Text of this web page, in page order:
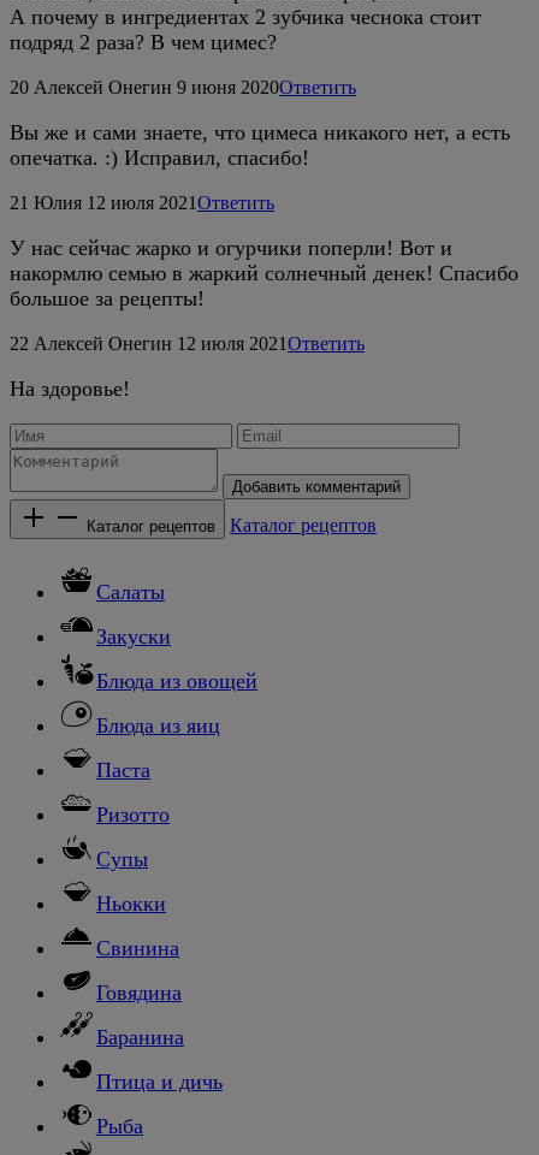
А почему в ингредиентах 2 зубчика чеснока стоит
подряд 2 раза? В чем цимес?
20 Алексей Онегин 9 июня 2020Ответить
Вы же и сами знаете, что цимеса никакого нет, а есть
опечатка. :) Исправил, спасибо!
21 Юлия 12 июля 2021Ответить
У нас сейчас жарко и огурчики поперли! Вот и
накормлю семью в жаркий солнечный денек! Спасибо
большое за рецепты!
22 Алексей Онегин 12 июля 2021Ответить
На здоровье!
Добавить комментарий
Каталог рецептов Каталог рецептов
Салаты
Закуски
Блюда из овощей
Блюда из яиц
Паста
Ризотто
Супы
Ньокки
Свинина
Говядина
Баранина
Птица и дичь
Рыба